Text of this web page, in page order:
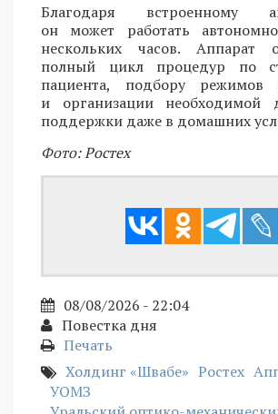
Благодаря встроенному
он может работать
нескольких часов. Аппарат
полный цикл процедур по
пациента, подбору режимов
и организации необходимой
поддержки даже в домашних
Фото: Ростех
08/08/2026 - 22:04
Повестка дня
Печать
Холдинг «Швабе» Ростех
УОМЗ